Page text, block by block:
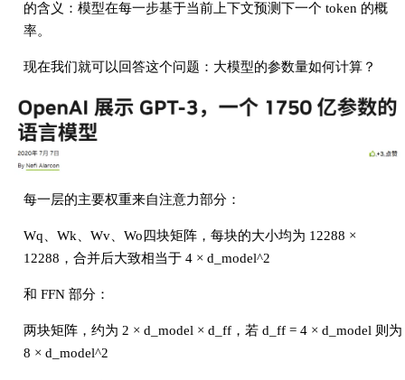
的含义：模型在每一步基于当前上下文预测下一个 token 的概
率。
现在我们就可以回答这个问题：大模型的参数量如何计算？
每一层的主要权重来自注意力部分：
Wq、Wk、Wv、Wo四块矩阵，每块的大小均为 12288 ×
12288，合并后大致相当于 4 × d_model^2
和 FFN 部分：
两块矩阵，约为 2 × d_model × d_ff，若 d_ff = 4 × d_model 则为
8 × d_model^2